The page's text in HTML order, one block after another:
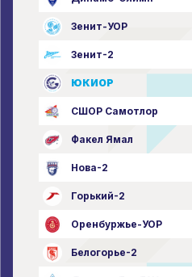
Зенит-УОР
Зенит-2
ЮКИОР
СШОР Самотлор
Факел Ямал
Нова-2
Горький-2
Оренбуржье-УОР
Белогорье-2